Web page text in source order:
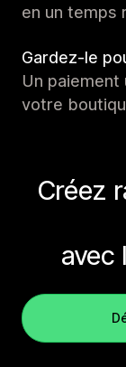
en un temps
Gardez-le
Un paiement
votre
Créez
avec